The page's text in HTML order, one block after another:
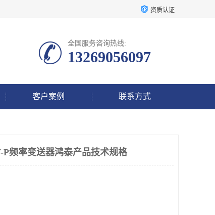
资质认证
全国服务咨询热线:
13269056097
客户案例 联系方式
P频率变送器鸿泰产品技术规格